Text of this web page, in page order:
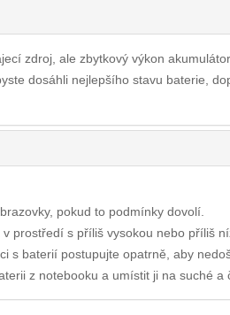
zdroj, ale zbytkový výkon
dosáhli nejlepšího stavu baterie,
pokud to podmínky dovolí.
prostředí s příliš vysokou nebo příliš
s baterií postupujte opatrně, aby
z notebooku a umístit ji na suché a